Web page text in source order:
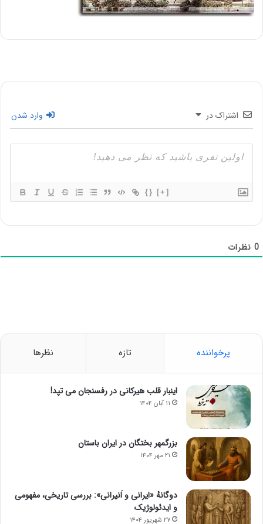
اشتراک در وارد شدن
{} [+]
0 نظرات
پرخواننده تازه نظرها
اینبار قلب هیرکانی در رفسنجان می تپد!
۱۱ آبان ۱۴۰۴
بزرگمهر بختگان در ایران باستان
۲۱ مهر ۱۴۰۴
دوگانهٔ «ایرانی و اَنیرانی»: بررسی تاریخی، مفهومی
و ایدئولوژیک
۲۷ شهریور ۱۴۰۴